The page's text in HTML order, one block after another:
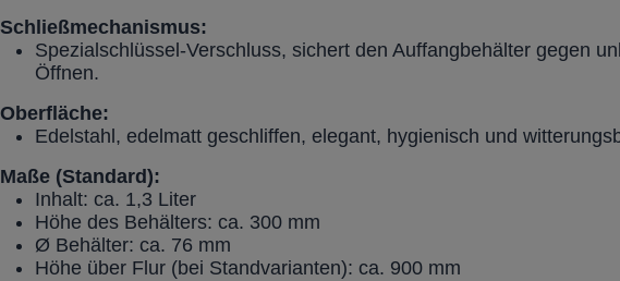
Schließmechanismus:
Spezialschlüssel-Verschluss, sichert den Auffangbehälter gegen
Öffnen.
Oberfläche:
Edelstahl, edelmatt geschliffen, elegant, hygienisch und
Maße (Standard):
Inhalt: ca. 1,3 Liter
Höhe des Behälters: ca. 300 mm
Ø Behälter: ca. 76 mm
Höhe über Flur (bei Standvarianten): ca. 900 mm